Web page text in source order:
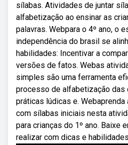
sílabas. Atividades de juntar
alfabetização ao ensinar as
palavras. Webpara o 4º ano, o
independência do brasil se
habilidades: Incentivar a
versões de fatos. Webas
simples são uma ferramenta
processo de alfabetização das
práticas lúdicas e. Webaprenda
com sílabas iniciais nesta
para crianças do 1º ano. Baixe
realizar com dicas e